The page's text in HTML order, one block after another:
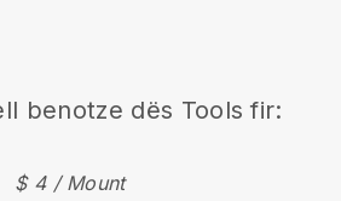
benotze dës Tools fir:
$ 4 / Mount